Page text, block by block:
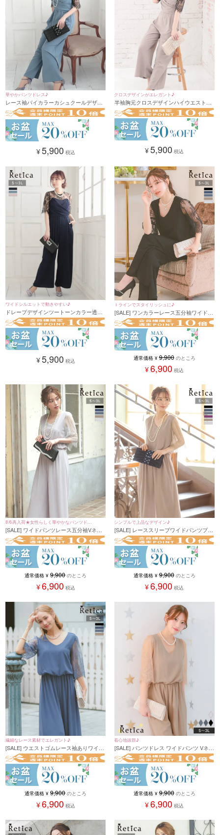
華やかパンツドレス♪
レース袖バイカラーカシュクールデザイ
ンフレアパンツドレス 結婚式 二次会(Sサ
イズ～3Lサイズ)
¥5,900 税込
クロスデザインがエレガント♪
半袖胸元クロスデザインハイウエストポ
ケット付きフレアパンツドレス 結婚式 二
次会(Sサイズ～3Lサイズ)
¥5,900 税込
ワイドシルエットで動きやすい♪
ドレープデザインツートーンカラー透け
感袖レースワイドパンツドレス 結婚式 二
次会(Sサイズ～3Lサイズ)
¥5,900 税込
Ｉラインでスタイリッシュに♪
[SALE] ワンカラーレース五分袖ワイドパ
ンツプチプラパーティードレス (Sサイズ
～3Lサイズ)
通常価格 ¥ 9,900 のところ
¥6,900 税込
8/6再入荷★女性らしく華やかなパンツドレ
ス♪
[SALE] ワイドパンツレース五分袖Vネッ
クプチプラパーティードレス (Sサイズ～
3Lサイズ)
通常価格 ¥ 9,900 のところ
¥6,900 税込
シンプルで上品なデザイン♪
[SALE] レーススリーブワイドパンツプチ
プラパーティードレス (Sサイズ～3Lサイ
ズ)
通常価格 ¥ 9,900 のところ
¥6,900 税込
繊細なレース素材でエレガント♪
[SALE] ウエストゴムレース袖ありワイド
プチプラパーティードレス (Sサイズ～3L
サイズ)
通常価格 ¥ 9,900 のところ
¥6,900 税込
着心地抜群♪
[SALE] パンツドレス ワイドパンツ Vネッ
ク レーススリーブ 袖あり 二の腕カバー
ウエストゴム 結婚式 お呼ばれ (Sサイズ
～3Lサイズ)
通常価格 ¥ 9,900 のところ
¥6,900 税込